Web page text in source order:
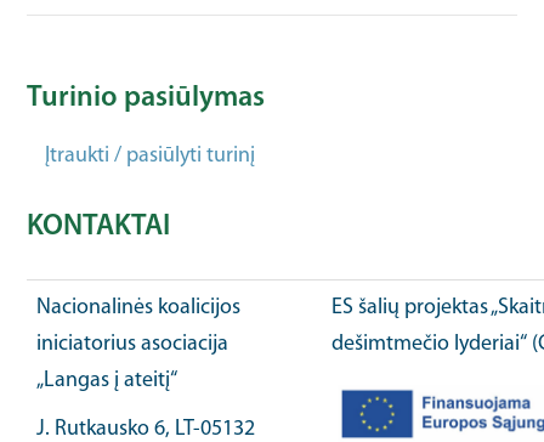
Turinio pasiūlymas
Įtraukti / pasiūlyti turinį
KONTAKTAI
Nacionalinės koalicijos
iniciatorius asociacija
„Langas į ateitį“
J. Rutkausko 6, LT-05132
ES šalių projektas
dešimtmečio lyderiai“